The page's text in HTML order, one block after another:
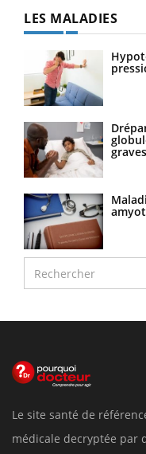
LES MALADIES
graves
Le site santé de
médicale decryptée par